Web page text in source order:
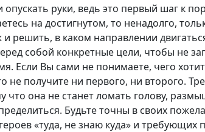
опускать руки, ведь это первый шаг к
на достигнутом, то ненадолго,
решить, в каком направлении
собой конкретные цели, чтобы не
Если Вы сами не понимаете, чего
не получите ни первого, ни второго.
что она не станет ломать голову,
Будьте точны в своих
«туда, не знаю куда» и требующих